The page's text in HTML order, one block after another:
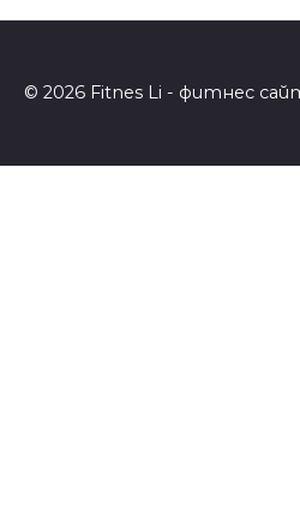
© 2026 Fitnes Li - фитнес